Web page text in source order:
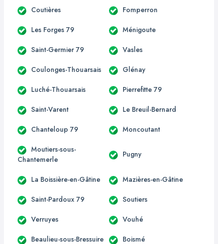
Coutières Fomperron
Les Forges 79 Ménigoute
Saint-Germier 79 Vasles
Coulonges-Thouarsais Glénay
Luché-Thouarsais Pierrefitte 79
Saint-Varent Le Breuil-Bernard
Chanteloup 79 Moncoutant
Moutiers-sous-
Chantemerle
Pugny
La Boissière-en-Gâtine Mazières-en-Gâtine
Saint-Pardoux 79 Soutiers
Verruyes Vouhé
Beaulieu-sous-Bressuire Boismé